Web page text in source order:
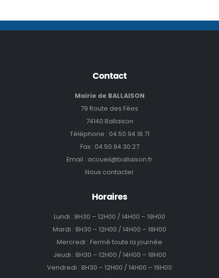
Contact
Mairie de BALLAISON
79 Route des Fées
74140 Ballaison
Téléphone : 04.50.94.18.71
Fax : 04.50.94.30.27
Email : accueil@ballaison.fr
Nous contacter
Horaires
Lundi : 8H30 – 12H00 / 14H00 – 19H00
Mardi : 8H30 – 12H00 / 14H00 – 18H00
Mercredi : Fermé toute la journée
Jeudi : 8H30 – 12H00 / 14H00 – 18H00
Vendredi : 8H30 – 12H00 / 14H00 – 19H00